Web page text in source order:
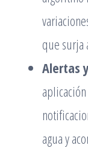
que surja
Alertas
agua y